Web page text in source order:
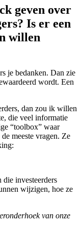
geven over
Is er een
willen
je bedanken. Dan zie
wordt. Een
dan zou ik willen
die veel informatie
“toolbox” waar
meeste vragen. Ze
investeerders
wijzigen, hoe ze
van onze